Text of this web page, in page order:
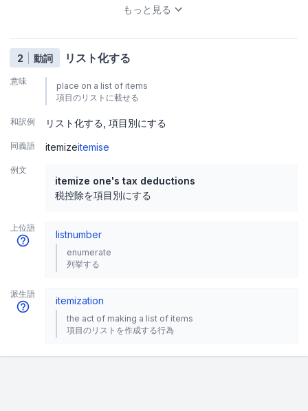
もっと見る
2 動詞 リスト化する
意味
place on a list of items
項目のリストに載せる
和訳例 リスト化する 項目別にする
同義語 itemizeitemise
例文
itemize one's tax deductions
税控除を項目別にする
上位語
listnumber
enumerate
列挙する
派生語
itemization
the act of making a list of items
項目のリストを作成する行為